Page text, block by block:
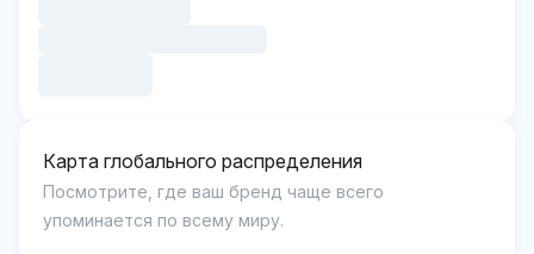
Карта глобального распределения
Посмотрите, где ваш бренд чаще всего
упоминается по всему миру.